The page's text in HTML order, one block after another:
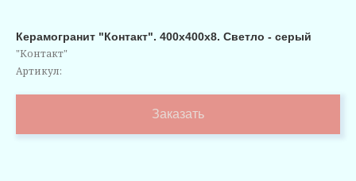
Керамогранит "Контакт". 400х400х8. Светло - серый
"Контакт"
Артикул:
Заказать